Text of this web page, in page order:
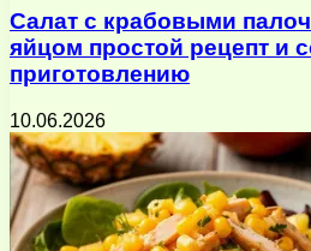
Салат с крабовыми
яйцом простой рецепт и
приготовлению
10.06.2026